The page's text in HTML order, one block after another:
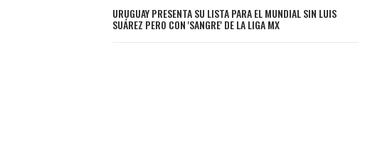
URUGUAY PRESENTA SU LISTA PARA EL MUNDIAL SIN LUIS
SUÁREZ PERO CON 'SANGRE' DE LA LIGA MX